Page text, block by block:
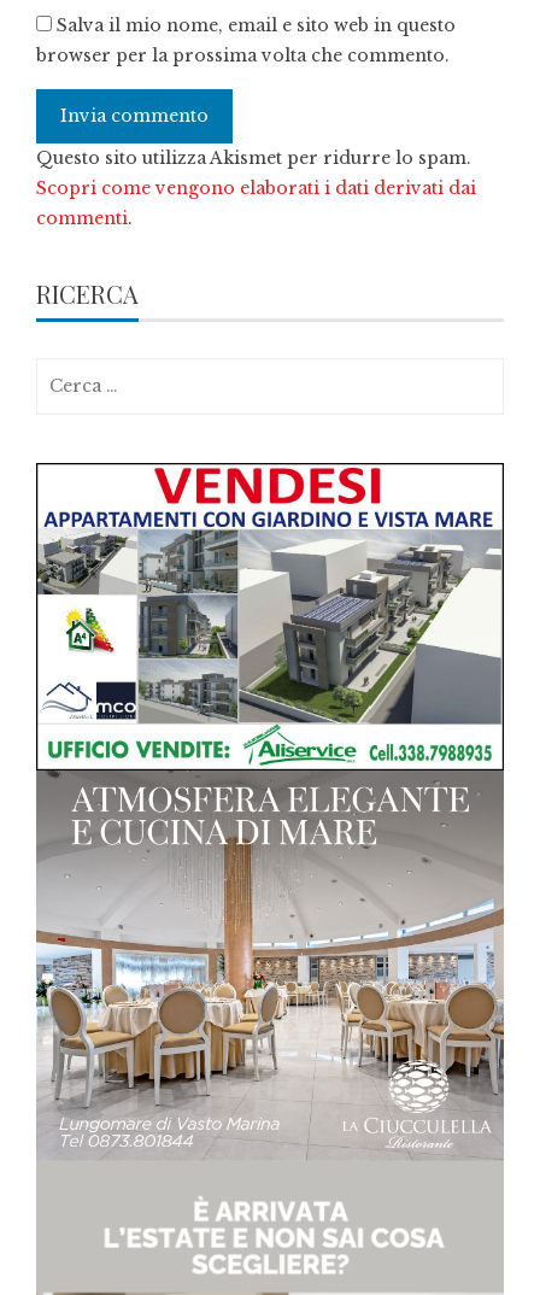
Salva il mio nome, email e sito web in questo
browser per la prossima volta che commento.
Questo sito utilizza Akismet per ridurre lo spam.
Scopri come vengono elaborati i dati derivati dai
commenti.
RICERCA